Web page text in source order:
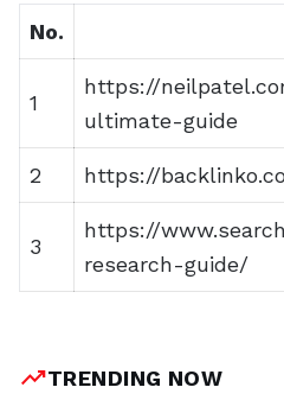
No.
1
https://
ultimate-guide
2 https://
3
https://
research-guide/
trending_upTRENDING NOW